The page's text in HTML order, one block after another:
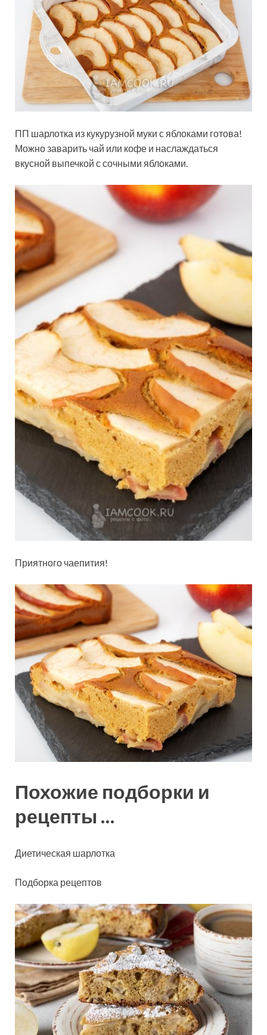
ПП шарлотка из кукурузной муки с яблоками готова!
Можно заварить чай или кофе и наслаждаться
вкусной выпечкой с сочными яблоками.
Приятного чаепития!
Похожие подборки и
рецепты …
Диетическая шарлотка
Подборка рецептов